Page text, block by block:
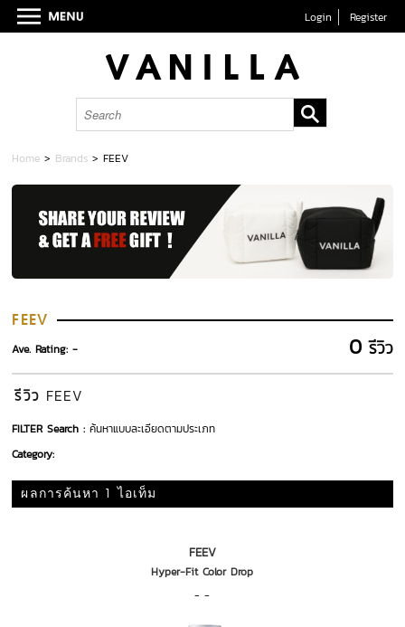
Login Register
Home > Brands >FEEV
FEEV
0รีวิว
Ave. Rating: -
รีวิว FEEV
FILTER Search : ค้นหาแบบละเอียดตามประเภท
Category:
ผลการค้นหา 1 ไอเท็ม
FEEV
Hyper-Fit Color Drop
- -